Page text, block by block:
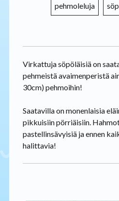
pehmoleluja
Virkattuja söpöläisiä on
pehmeistä avaimenperistä
30cm) pehmoihin!
Saatavilla on monenlaisia
pikkuisiin pörriäisiin.
pastellinsävyisiä ja ennen
halittavia!